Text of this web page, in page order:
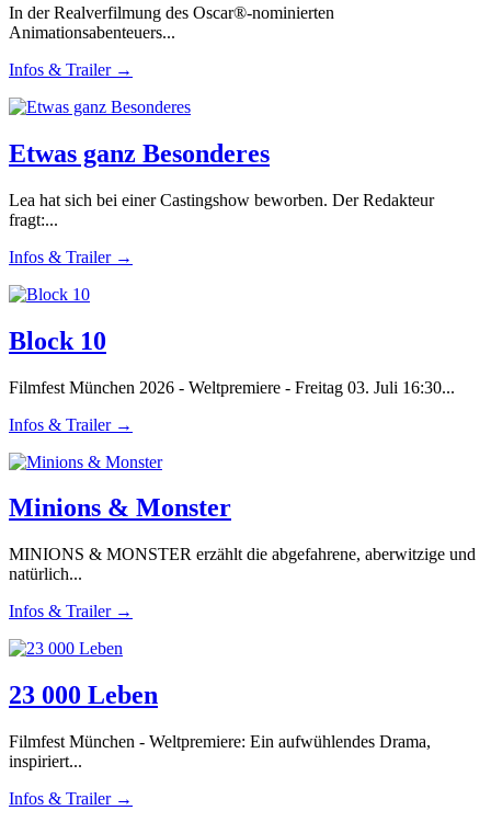
In der Realverfilmung des Oscar®-nominierten
Animationsabenteuers...
Infos & Trailer →
Etwas ganz Besonderes
Lea hat sich bei einer Castingshow beworben. Der Redakteur
fragt:...
Infos & Trailer →
Block 10
Filmfest München 2026 - Weltpremiere - Freitag 03. Juli 16:30...
Infos & Trailer →
Minions & Monster
MINIONS & MONSTER erzählt die abgefahrene, aberwitzige und
natürlich...
Infos & Trailer →
23 000 Leben
Filmfest München - Weltpremiere: Ein aufwühlendes Drama,
inspiriert...
Infos & Trailer →